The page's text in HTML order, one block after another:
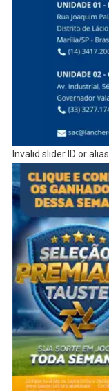
Invalid slider ID or alias.